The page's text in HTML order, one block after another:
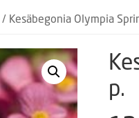
kukat
kukat
/ Kesäbegonia Olympia
p.